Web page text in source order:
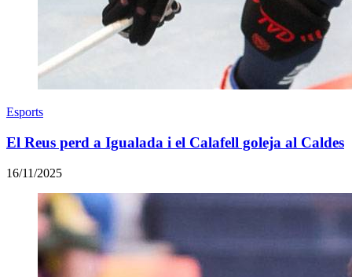
Esports
El Reus perd a Igualada i el Calafell goleja al Caldes
16/11/2025